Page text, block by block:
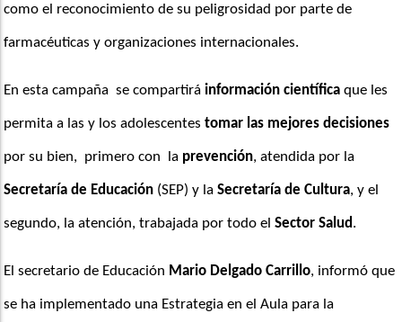
como el reconocimiento de su peligrosidad por parte de
farmacéuticas y organizaciones internacionales.
En esta campaña  se compartirá información científica que les
permita a las y los adolescentes tomar las mejores decisiones
por su bien,  primero con  la prevención
Secretaría de Educación (SEP) y la Secretaría de Cultura, y el
segundo, la atención, trabajada por todo el Sector Salud.
El secretario de Educación Mario Delgado Carrillo, informó que
se ha implementado una Estrategia en el Aula para la